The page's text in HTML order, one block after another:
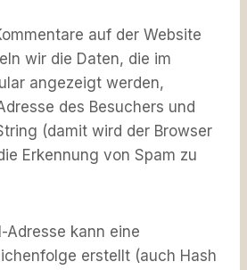
auf der Website
wir die Daten, die im
angezeigt werden,
des Besuchers und
(damit wird der Browser
Erkennung von Spam zu
Adresse kann eine
erstellt (auch Hash